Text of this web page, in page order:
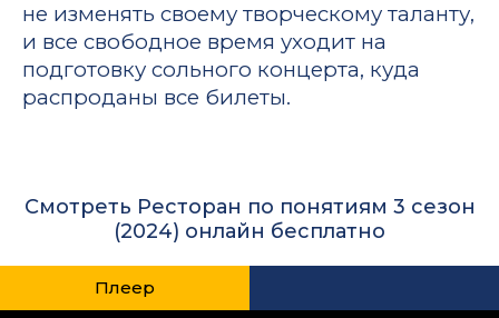
не изменять своему творческому таланту,
и все свободное время уходит на
подготовку сольного концерта, куда
распроданы все билеты.
Смотреть Ресторан по понятиям 3 сезон
(2024) онлайн бесплатно
Плеер